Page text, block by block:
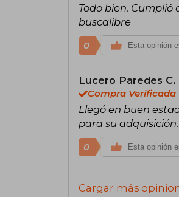
Todo bien.
buscalibre
0 Esta opinión
Lucero Paredes C.
Compra Verificada
Llegó en buen
para su
0 Esta opinión
Cargar más